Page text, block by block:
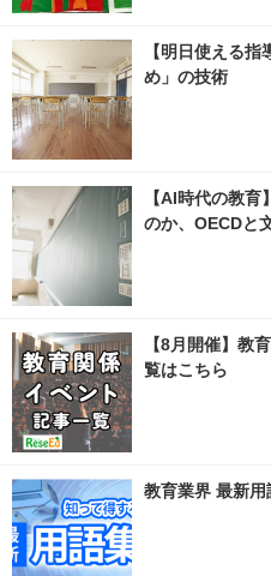
【明日使える
め」の技術
【AI時代の教
のか、OECDと
【8月開催】教
覧はこちら
教育業界 最新用